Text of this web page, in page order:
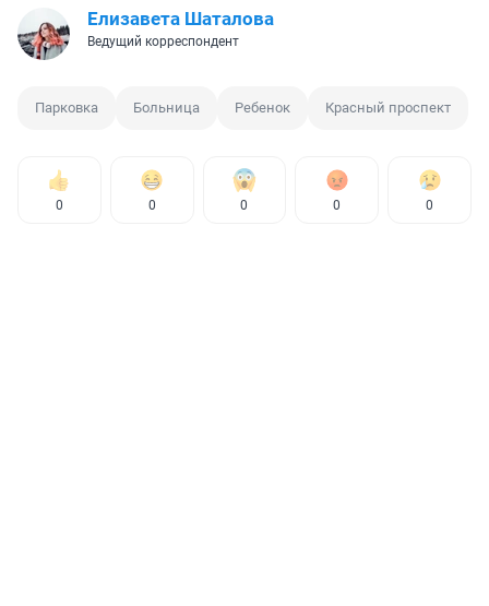
Елизавета Шаталова
Ведущий корреспондент
Парковка Больница Ребенок Красный проспект
0 0 0 0 0